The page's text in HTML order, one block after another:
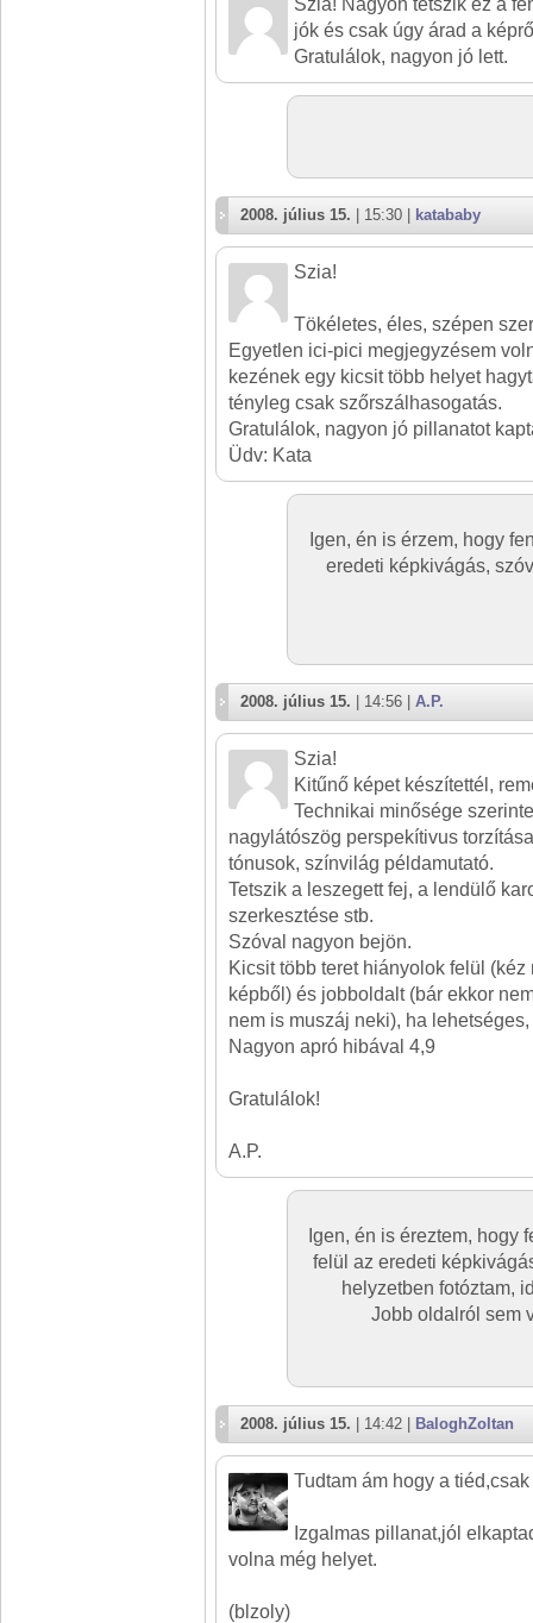
Szia! Nagyon tetszik ez a
jók és csak úgy árad a
Gratulálok, nagyon jó lett.
2008. július 15. | 15:30 | katababy
Szia!
Tökéletes, éles, szépen
Egyetlen ici-pici megjegyzésem
kezének egy kicsit több helyet
tényleg csak szőrszálhasogatás.
Gratulálok, nagyon jó pillanatot
Üdv: Kata
Igen, én is érzem, hogy
eredeti képkivágás,
2008. július 15. | 14:56 | A.P.
Szia!
Kitűnő képet készítettél,
Technikai minősége
nagylátószög perspekítivus
tónusok, színvilág példamutató.
Tetszik a leszegett fej, a lendülő
szerkesztése stb.
Szóval nagyon bejön.
Kicsit több teret hiányolok felül
képből) és jobboldalt (bár ekkor
nem is muszáj neki), ha
Nagyon apró hibával 4,9
Gratulálok!
A.P.
Igen, én is éreztem, hogy
felül az eredeti
helyzetben fotóztam,
Jobb oldalról sem
2008. július 15. | 14:42 | BaloghZoltan
Tudtam ám hogy a
Izgalmas pillanat,jól
volna még helyet.
(blzoly)